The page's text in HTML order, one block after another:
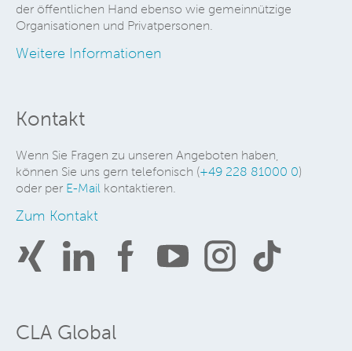
der öffentlichen Hand ebenso wie gemeinnützige
Organisationen und Privatpersonen.
Weitere Informationen
Kontakt
Wenn Sie Fragen zu unseren Angeboten haben,
können Sie uns gern telefonisch (+49 228 81000 0)
oder per E-Mail kontaktieren.
Zum Kontakt
CLA Global